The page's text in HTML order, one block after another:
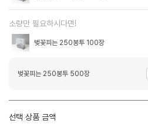
소량만 필요하시다면!
벚꽃피는 250봉투 100장
벚꽃피는 250봉투 500장
선택 상품 금액